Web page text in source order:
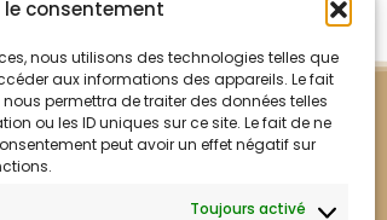
le consentement
nous utilisons des technologies telles que
aux informations des appareils. Le fait
permettra de traiter des données telles
ou les ID uniques sur ce site. Le fait de ne
peut avoir un effet négatif sur
Toujours activé